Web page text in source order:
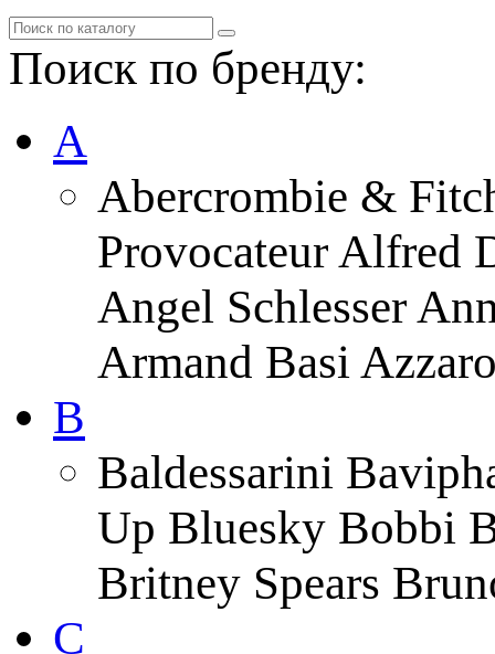
Поиск по бренду:
A
Abercrombie &
Provocateur Alfred
Angel Schlesser
Armand Basi
B
Baldessarini
Up Bluesky Bobbi
Britney Spears
C